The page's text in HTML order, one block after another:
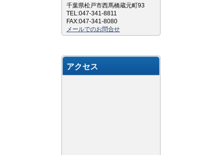
千葉県松戸市西馬橋蔵元町93
TEL:047-341-8811
FAX:047-341-8080
メールでのお問合せ
アクセス